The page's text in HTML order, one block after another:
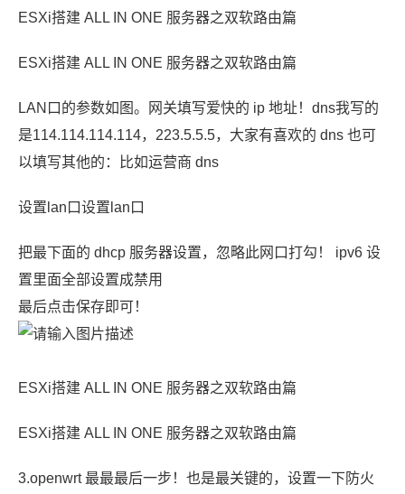
ESXi搭建 ALL IN ONE 服务器之双软路由篇
ESXi搭建 ALL IN ONE 服务器之双软路由篇
LAN口的参数如图。网关填写爱快的 ip 地址！dns我写的
是114.114.114.114，223.5.5.5，大家有喜欢的 dns 也可
以填写其他的：比如运营商 dns
设置lan口设置lan口
把最下面的 dhcp 服务器设置，忽略此网口打勾！ ipv6 设
置里面全部设置成禁用
最后点击保存即可！
ESXi搭建 ALL IN ONE 服务器之双软路由篇
ESXi搭建 ALL IN ONE 服务器之双软路由篇
3.openwrt 最最最后一步！也是最关键的，设置一下防火